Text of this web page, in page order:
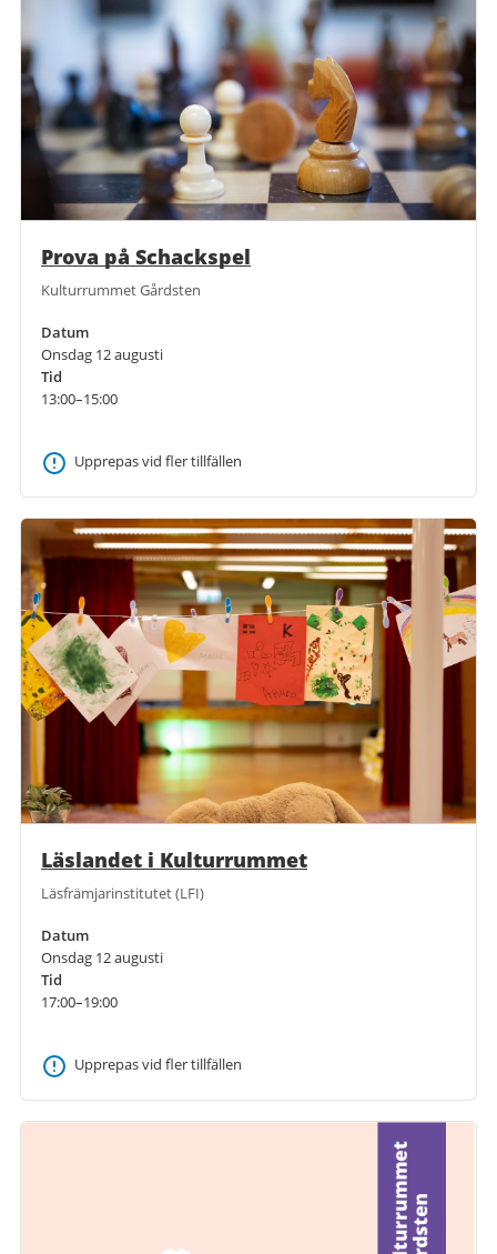
Prova på Schackspel
Kulturrummet Gårdsten
Datum
Onsdag 12 augusti
Tid
13:00–15:00
Upprepas vid fler tillfällen
Läslandet i Kulturrummet
Läsfrämjarinstitutet (LFI)
Datum
Onsdag 12 augusti
Tid
17:00–19:00
Upprepas vid fler tillfällen